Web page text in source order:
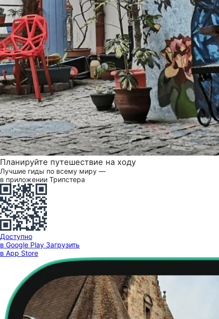
Планируйте путешествие на ходу
Лучшие гиды по всему миру —
в приложении Трипстера
Доступно
в Google Play Загрузить
в App Store